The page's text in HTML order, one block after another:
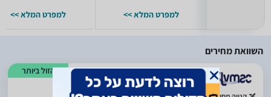
למפרט המלא >> למפרט המלא >>
השוואת מחירים
הזול ביותר
4.8
(
794
)